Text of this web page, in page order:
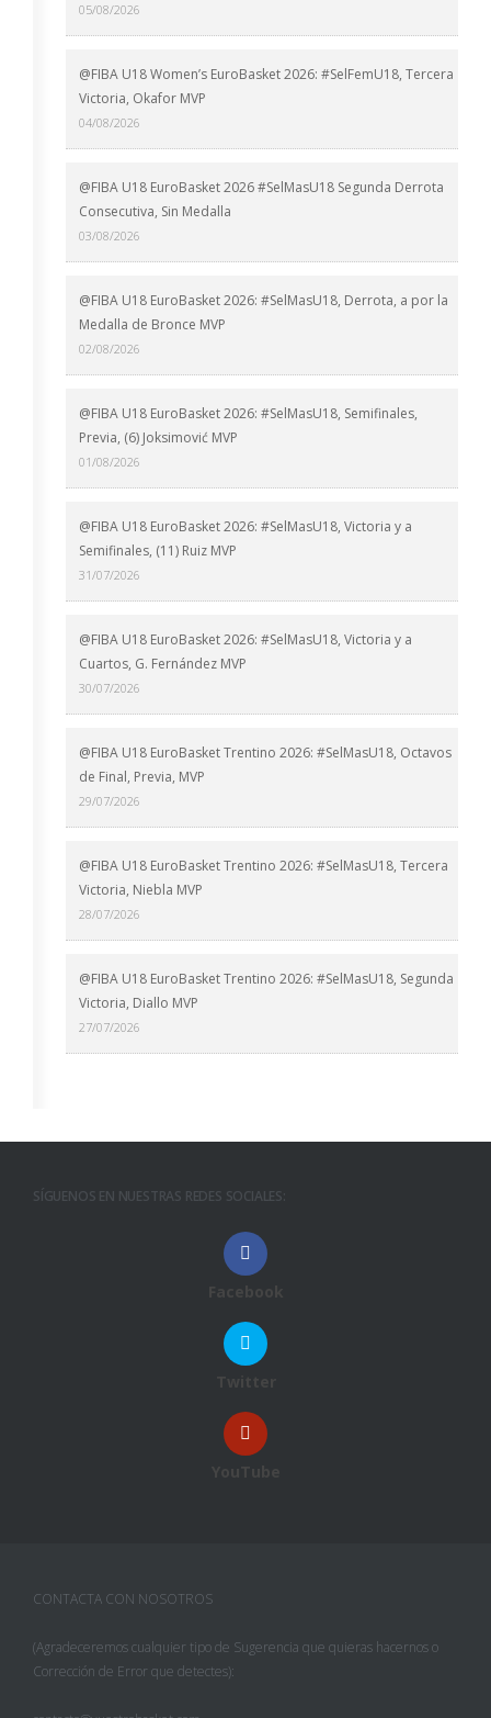
05/08/2026
@FIBA U18 Women’s EuroBasket 2026: #SelFemU18, Tercera
Victoria, Okafor MVP
04/08/2026
@FIBA U18 EuroBasket 2026 #SelMasU18 Segunda Derrota
Consecutiva, Sin Medalla
03/08/2026
@FIBA U18 EuroBasket 2026: #SelMasU18, Derrota, a por la
Medalla de Bronce MVP
02/08/2026
@FIBA U18 EuroBasket 2026: #SelMasU18, Semifinales,
Previa, (6) Joksimović MVP
01/08/2026
@FIBA U18 EuroBasket 2026: #SelMasU18, Victoria y a
Semifinales, (11) Ruiz MVP
31/07/2026
@FIBA U18 EuroBasket 2026: #SelMasU18, Victoria y a
Cuartos, G. Fernández MVP
30/07/2026
@FIBA U18 EuroBasket Trentino 2026: #SelMasU18, Octavos
de Final, Previa, MVP
29/07/2026
@FIBA U18 EuroBasket Trentino 2026: #SelMasU18, Tercera
Victoria, Niebla MVP
28/07/2026
@FIBA U18 EuroBasket Trentino 2026: #SelMasU18, Segunda
Victoria, Diallo MVP
27/07/2026
SÍGUENOS EN NUESTRAS REDES SOCIALES:
Facebook
Twitter
YouTube
CONTACTA CON NOSOTROS
(Agradeceremos cualquier tipo de Sugerencia que quieras hacernos o
Corrección de Error que detectes):